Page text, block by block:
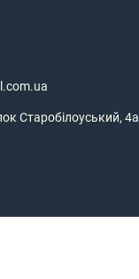
Старобілоуський, 4а